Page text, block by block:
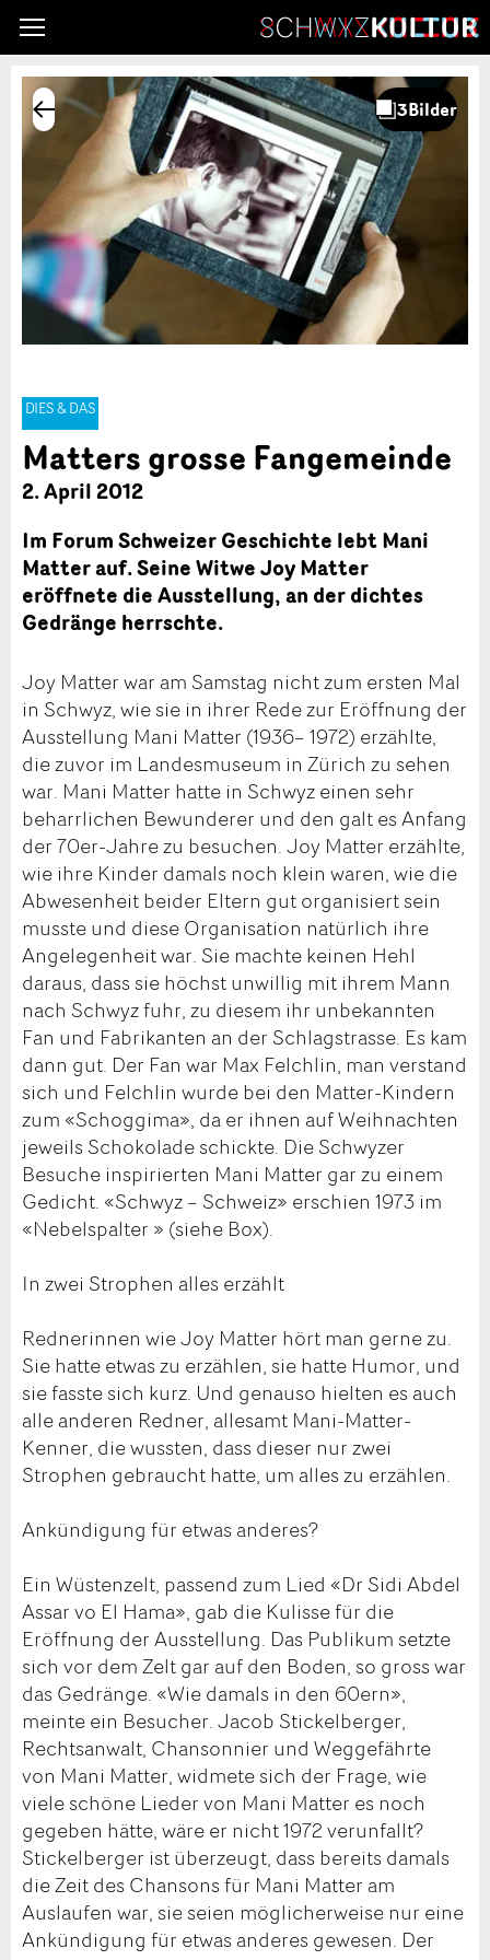
DIES & DAS
Matters grosse Fangemeinde
2. April 2012
Im Forum Schweizer Geschichte lebt Mani
Matter auf. Seine Witwe Joy Matter
eröffnete die Ausstellung, an der dichtes
Gedränge herrschte.
Joy Matter war am Samstag nicht zum ersten Mal
in Schwyz, wie sie in ihrer Rede zur Eröffnung der
Ausstellung Mani Matter (1936– 1972) erzählte,
die zuvor im Landesmuseum in Zürich zu sehen
war. Mani Matter hatte in Schwyz einen sehr
beharrlichen Bewunderer und den galt es Anfang
der 70er-Jahre zu besuchen. Joy Matter erzählte,
wie ihre Kinder damals noch klein waren, wie die
Abwesenheit beider Eltern gut organisiert sein
musste und diese Organisation natürlich ihre
Angelegenheit war. Sie machte keinen Hehl
daraus, dass sie höchst unwillig mit ihrem Mann
nach Schwyz fuhr, zu diesem ihr unbekannten
Fan und Fabrikanten an der Schlagstrasse. Es kam
dann gut. Der Fan war Max Felchlin, man verstand
sich und Felchlin wurde bei den Matter-Kindern
zum «Schoggima», da er ihnen auf Weihnachten
jeweils Schokolade schickte. Die Schwyzer
Besuche inspirierten Mani Matter gar zu einem
Gedicht. «Schwyz – Schweiz» erschien 1973 im
«Nebelspalter » (siehe Box).
In zwei Strophen alles erzählt
Rednerinnen wie Joy Matter hört man gerne zu.
Sie hatte etwas zu erzählen, sie hatte Humor, und
sie fasste sich kurz. Und genauso hielten es auch
alle anderen Redner, allesamt Mani-Matter-
Kenner, die wussten, dass dieser nur zwei
Strophen gebraucht hatte, um alles zu erzählen.
Ankündigung für etwas anderes?
Ein Wüstenzelt, passend zum Lied «Dr Sidi Abdel
Assar vo El Hama», gab die Kulisse für die
Eröffnung der Ausstellung. Das Publikum setzte
sich vor dem Zelt gar auf den Boden, so gross war
das Gedränge. «Wie damals in den 60ern»,
meinte ein Besucher. Jacob Stickelberger,
Rechtsanwalt, Chansonnier und Weggefährte
von Mani Matter, widmete sich der Frage, wie
viele schöne Lieder von Mani Matter es noch
gegeben hätte, wäre er nicht 1972 verunfallt?
Stickelberger ist überzeugt, dass bereits damals
die Zeit des Chansons für Mani Matter am
Auslaufen war, sie seien möglicherweise nur eine
Ankündigung für etwas anderes gewesen. Der